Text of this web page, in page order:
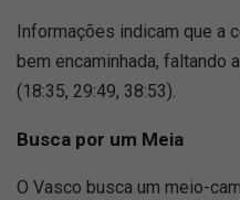
Informações indicam que a
bem encaminhada, faltando
(18:35, 29:49, 38:53).
Busca por um Meia
O Vasco busca um meio-